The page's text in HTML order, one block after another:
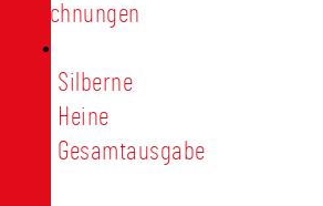
Auszeichnungen
Silberne
Heine
Gesamtausgabe